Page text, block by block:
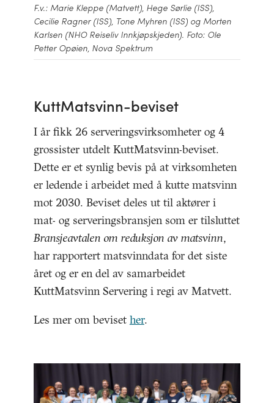
F.v.: Marie Kleppe (Matvett), Hege Sørlie (ISS),
Cecilie Ragner (ISS), Tone Myhren (ISS) og Morten
Karlsen (NHO Reiseliv Innkjøpskjeden). Foto: Ole
Petter Opøien, Nova Spektrum
KuttMatsvinn-beviset
I år fikk 26 serveringsvirksomheter og 4
grossister utdelt KuttMatsvinn-beviset.
Dette er et synlig bevis på at virksomheten
er ledende i arbeidet med å kutte matsvinn
mot 2030. Beviset deles ut til aktører i
mat- og serveringsbransjen som er tilsluttet
Bransjeavtalen om reduksjon av matsvinn,
har rapportert matsvinndata for det siste
året og er en del av samarbeidet
KuttMatsvinn Servering i regi av Matvett.
Les mer om beviset her.